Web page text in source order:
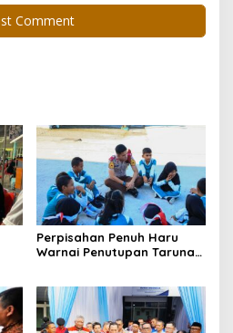
Perpisahan Penuh Haru
Warnai Penutupan Taruna